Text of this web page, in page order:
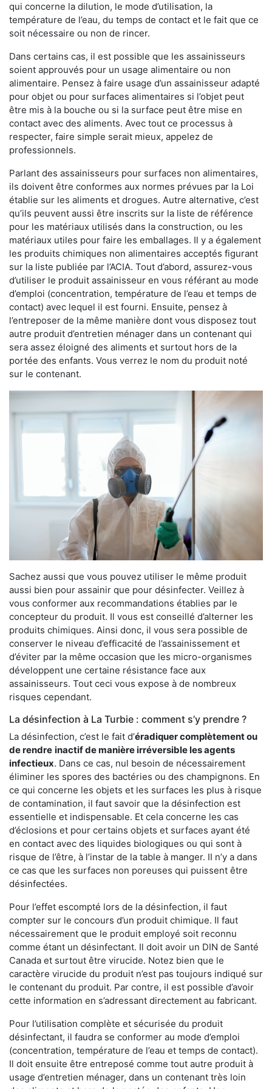
qui concerne la dilution, le mode d’utilisation, la
température de l’eau, du temps de contact et le fait que ce
soit nécessaire ou non de rincer.
Dans certains cas, il est possible que les assainisseurs
soient approuvés pour un usage alimentaire ou non
alimentaire. Pensez à faire usage d’un assainisseur adapté
pour objet ou pour surfaces alimentaires si l’objet peut
être mis à la bouche ou si la surface peut être mise en
contact avec des aliments. Avec tout ce processus à
respecter, faire simple serait mieux, appelez de
professionnels.
Parlant des assainisseurs pour surfaces non alimentaires,
ils doivent être conformes aux normes prévues par la Loi
établie sur les aliments et drogues. Autre alternative, c’est
qu’ils peuvent aussi être inscrits sur la liste de référence
pour les matériaux utilisés dans la construction, ou les
matériaux utiles pour faire les emballages. Il y a également
les produits chimiques non alimentaires acceptés figurant
sur la liste publiée par l’ACIA. Tout d’abord, assurez-vous
d’utiliser le produit assainisseur en vous référant au mode
d’emploi (concentration, température de l’eau et temps de
contact) avec lequel il est fourni. Ensuite, pensez à
l’entreposer de la même manière dont vous disposez tout
autre produit d’entretien ménager dans un contenant qui
sera assez éloigné des aliments et surtout hors de la
portée des enfants. Vous verrez le nom du produit noté
sur le contenant.
Sachez aussi que vous pouvez utiliser le même produit
aussi bien pour assainir que pour désinfecter. Veillez à
vous conformer aux recommandations établies par le
concepteur du produit. Il vous est conseillé d’alterner les
produits chimiques. Ainsi donc, il vous sera possible de
conserver le niveau d’efficacité de l’assainissement et
d’éviter par la même occasion que les micro-organismes
développent une certaine résistance face aux
assainisseurs. Tout ceci vous expose à de nombreux
risques cependant.
La désinfection à La Turbie : comment s’y prendre ?
La désinfection, c’est le fait d’éradiquer complètement ou
de rendre inactif de manière irréversible les agents
infectieux. Dans ce cas, nul besoin de nécessairement
éliminer les spores des bactéries ou des champignons. En
ce qui concerne les objets et les surfaces les plus à risque
de contamination, il faut savoir que la désinfection est
essentielle et indispensable. Et cela concerne les cas
d’éclosions et pour certains objets et surfaces ayant été
en contact avec des liquides biologiques ou qui sont à
risque de l’être, à l’instar de la table à manger. II n’y a dans
ce cas que les surfaces non poreuses qui puissent être
désinfectées.
Pour l’effet escompté lors de la désinfection, il faut
compter sur le concours d’un produit chimique. Il faut
nécessairement que le produit employé soit reconnu
comme étant un désinfectant. Il doit avoir un DIN de Santé
Canada et surtout être virucide. Notez bien que le
caractère virucide du produit n’est pas toujours indiqué sur
le contenant du produit. Par contre, il est possible d’avoir
cette information en s’adressant directement au fabricant.
Pour l’utilisation complète et sécurisée du produit
désinfectant, il faudra se conformer au mode d’emploi
(concentration, température de l’eau et temps de contact).
Il doit ensuite être entreposé comme tout autre produit à
usage d’entretien ménager, dans un contenant très loin